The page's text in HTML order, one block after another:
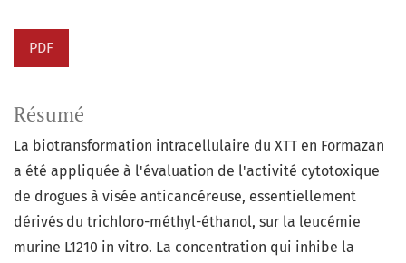
PDF
Résumé
La biotransformation intracellulaire du XTT en Formazan
a été appliquée à l'évaluation de l'activité cytotoxique
de drogues à visée anticancéreuse, essentiellement
dérivés du trichloro-méthyl-éthanol, sur la leucémie
murine L1210 in vitro. La concentration qui inhibe la